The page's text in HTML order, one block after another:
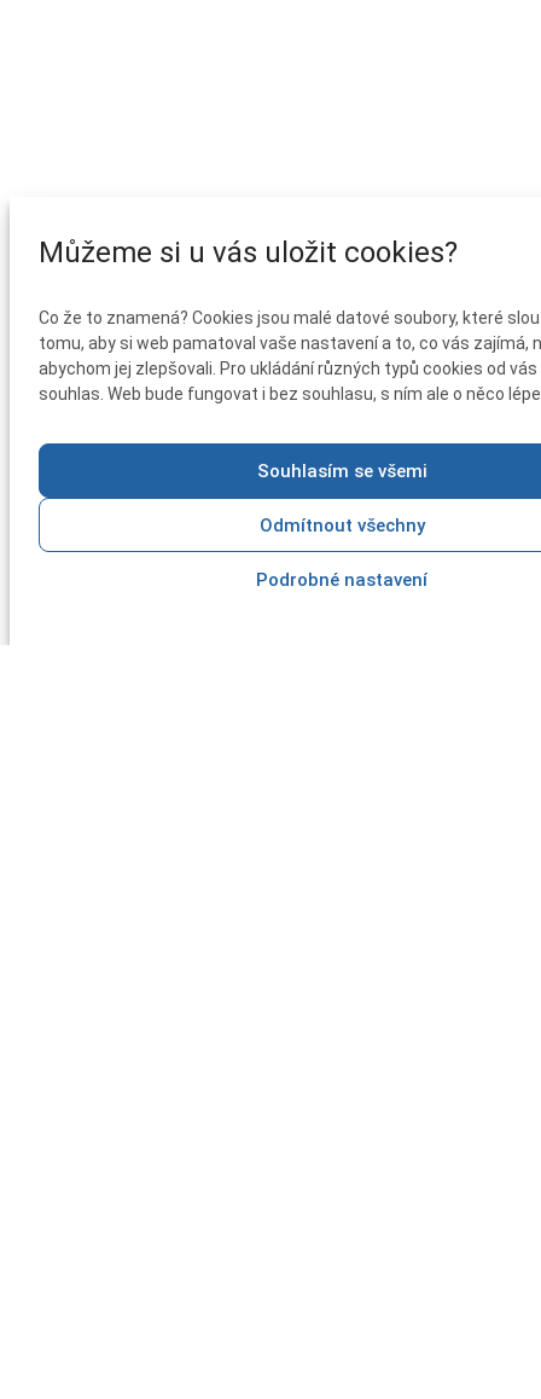
Můžeme si u vás uložit cookies?
Co že to znamená? Cookies jsou malé datové soubory, které
tomu, aby si web pamatoval vaše nastavení a to, co vás zajímá,
abychom jej zlepšovali. Pro ukládání různých typů cookies od
souhlas. Web bude fungovat i bez souhlasu, s ním ale o něco
Souhlasím se všemi
Odmítnout všechny
Podrobné nastavení